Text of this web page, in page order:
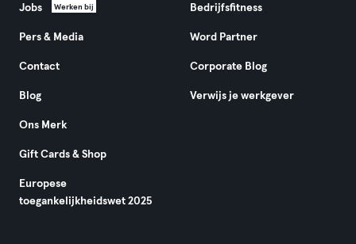
Jobs Werken bij
Pers & Media
Contact
Blog
Ons Merk
Gift Cards & Shop
Europese
toegankelijkheidswet 2025
Bedrijfsfitness
Word Partner
Corporate Blog
Verwijs je werkgever